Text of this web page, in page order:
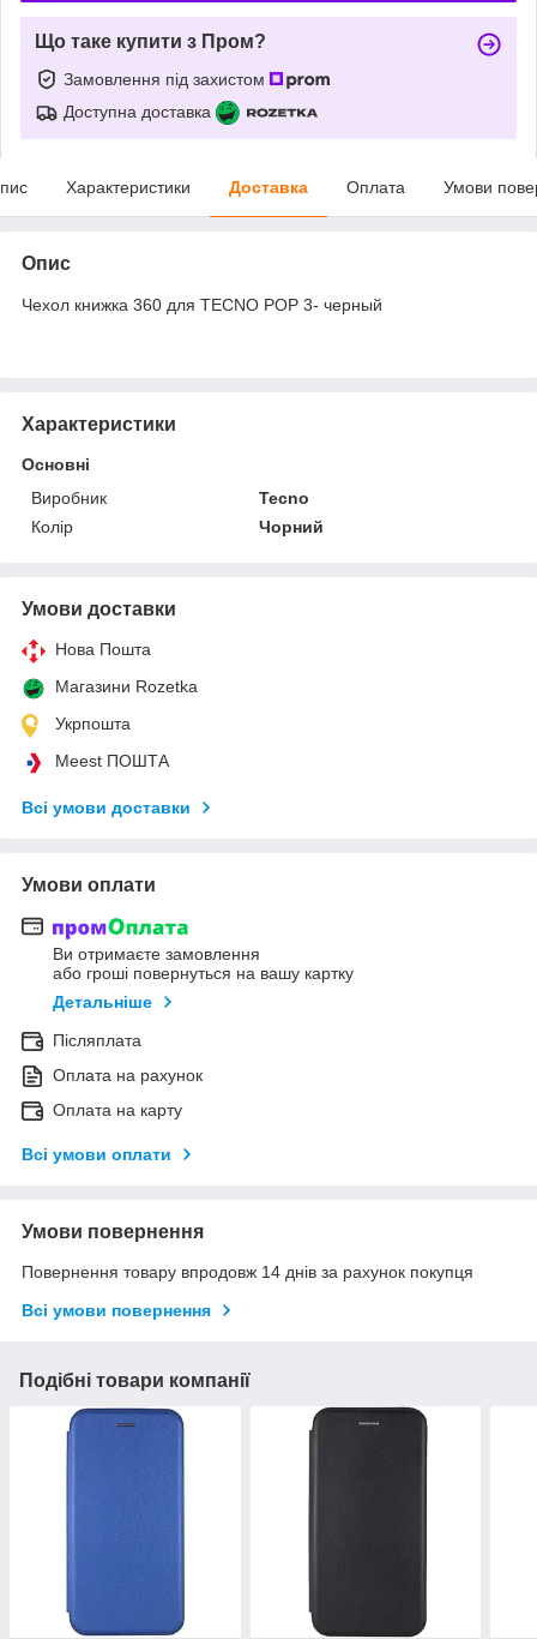
Що таке купити з Пром?
Замовлення під захистом
Доступна доставка
Характеристики Доставка Оплата Умови
Опис
Чехол книжка 360 для TECNO POP 3- черный
Характеристики
Основні
Виробник
Tecno
Колір
Чорний
Умови доставки
Нова Пошта
Магазини Rozetka
Укрпошта
Meest ПОШТА
Всі умови доставки
Умови оплати
Ви отримаєте замовлення
або гроші повернуться на вашу картку
Детальніше
Післяплата
Оплата на рахунок
Оплата на карту
Всі умови оплати
Умови повернення
Повернення товару впродовж 14 днів за рахунок покупця
Всі умови повернення
Подібні товари компанії